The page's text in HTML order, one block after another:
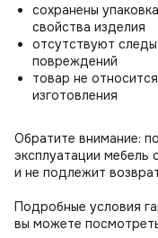
сохранены
свойства изделия
отсутствуют
повреждений
товар не
изготовления
Обратите внимание:
эксплуатации мебель
и не подлежит
Подробные условия
вы можете